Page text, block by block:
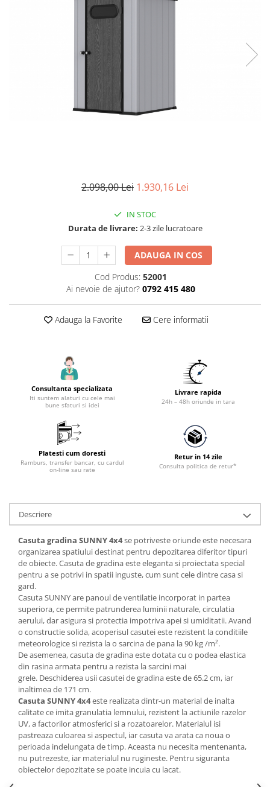
Sarma sudura MIG/MAG
Electrozi sudura MMA
Baghete si Electrozi sudura
Accesorii sudura in puncte
Accesorii taiere cu plasma
Accesorii tras tabla-tinichigerie
Butelii gaz
Reductoare presiune gaz
Generatoare electrice
Generatoare Insonorizate
Generatoare Uz general
Generatoare Digitale
Generatoare pentru sudare
Automatizari generatoare
Generatoare de curent continuu
Statii de alimentare portabile
Utilaje agricole
Motocultoare
Motosape
Motocositoare
Accesorii utilaje agricole
Pachete motocultoare
Minitractoare
Vehicule utilitare
Curte si gradina
Masini de tuns gazon
Aparate de spalat cu presiune
Foarfece gard viu
Freze de zapada
Despicatoare busteni
2.098,00 Lei 1.930,16 Lei
IN STOC
Durata de livrare: 2-3 zile lucratoare
ADAUGA IN COS
Cod Produs: 52001
Ai nevoie de ajutor? 0792 415 480
Adauga la Favorite Cere informatii
Consultanta specializata
Iti suntem alaturi cu cele mai
bune sfaturi si idei
Livrare rapida
24h – 48h oriunde in tara
Platesti cum doresti
Ramburs, transfer bancar, cu cardul
on-line sau rate
Retur in 14 zile
Consulta politica de retur*
Descriere
Casuta gradina SUNNY4x4se potriveste oriunde este necesara
organizarea spatiului destinat pentru depozitarea diferitor tipuri
de obiecte. Casuta de gradina este eleganta si proiectata special
pentru a se potrivi in spatii inguste, cum sunt cele dintre casa si
gard.
Casuta SUNNYare panoul de ventilatie incorporat in partea
superiora, ce permite patrunderea luminii naturale, circulatia
aerului, dar asigura si protectia impotriva apei si umiditatii. Avand
o constructie solida, acoperisul casutei este rezistent la conditiile
meteorologice si rezista la o sarcina de pana la 90 kg /m².
De asemenea,casuta de gradina este dotata cu o podea elastica
din rasina armata pentru a rezista la sarcini mai
grele. Deschiderea usii casutei de gradina este de 65.2 cm, iar
inaltimea de 171 cm.
Casuta SUNNY4x4este realizata dintr-un material de inalta
calitate ce imita granulatia lemnului, rezistent la actiunile razelor
UV, a factorilor atmosferici si a rozatoarelor. Materialul isi
pastreaza culoarea si aspectul, iar casuta va arata ca noua o
perioada indelungata de timp. Aceasta nu necesita mentenanta,
nu putrezeste, iar materialul nu rugineste. Pentru siguranta
obiectelor depozitate se poate incuia cu lacat.